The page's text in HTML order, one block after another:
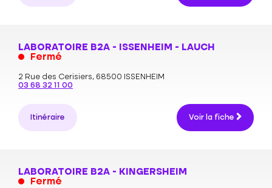
LABORATOIRE B2A - ISSENHEIM - LAUCH
Fermé
2 Rue des Cerisiers, 68500 ISSENHEIM
03 68 32 11 00
Itinéraire Voir la fiche
LABORATOIRE B2A - KINGERSHEIM
Fermé